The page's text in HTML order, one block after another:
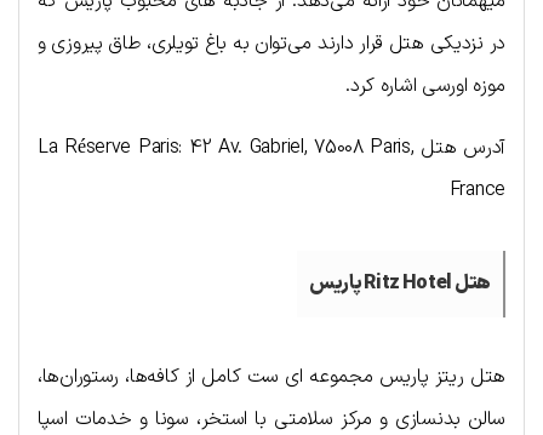
در نزدیکی هتل قرار دارند می‌توان به باغ تویلری، طاق پیروزی و
موزه اورسی اشاره کرد.
آدرس هتل La Réserve Paris: 42 Av. Gabriel, 75008 Paris,
France
هتل Ritz Hotel پاریس
هتل ریتز پاریس مجموعه ای ست کامل از کافه‌ها، رستوران‌ها،
سالن بدنسازی و مرکز سلامتی با استخر، سونا و خدمات اسپا